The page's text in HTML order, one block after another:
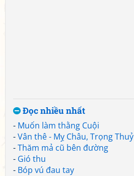
Đọc nhiều nhất
- Muốn làm thằng Cuội
-Vân thê - Mỵ Châu, Trọng Thuỷ
-Thăm mả cũ bên đường
- Gió thu
- Bóp vú đau tay